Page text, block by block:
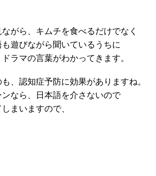
がら、キムチを食べるだけでなく
遊びながら聞いているうちに
ラマの言葉がわかってきます。
、認知症予防に効果がありますね。
ンなら、日本語を介さないので
まいますので、